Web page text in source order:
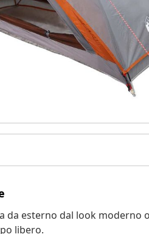
da esterno dal look
libero.